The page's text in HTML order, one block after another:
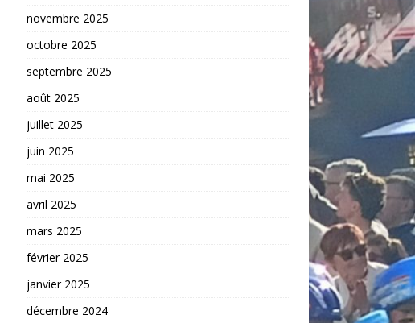
novembre 2025
octobre 2025
septembre 2025
août 2025
juillet 2025
juin 2025
mai 2025
avril 2025
mars 2025
février 2025
janvier 2025
décembre 2024